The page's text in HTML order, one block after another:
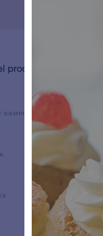
producto
SIEMPRE